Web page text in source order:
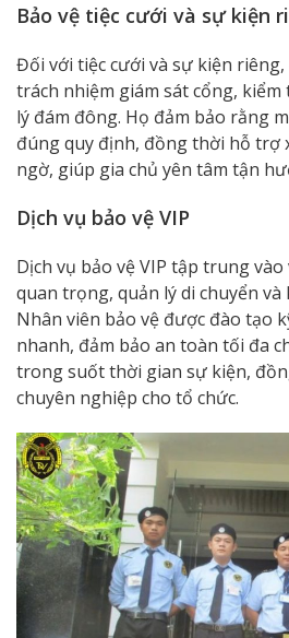
Bảo vệ tiệc cưới và sự kiện
Đối với tiệc cưới và sự kiện
trách nhiệm giám sát cổng, kiểm
lý đám đông. Họ đảm bảo rằng
đúng quy định, đồng thời hỗ trợ
ngờ, giúp gia chủ yên tâm tận
Dịch vụ bảo vệ VIP
Dịch vụ bảo vệ VIP tập trung vào
quan trọng, quản lý di chuyển
Nhân viên bảo vệ được đào tạo
nhanh, đảm bảo an toàn tối đa
trong suốt thời gian sự kiện,
chuyên nghiệp cho tổ chức.